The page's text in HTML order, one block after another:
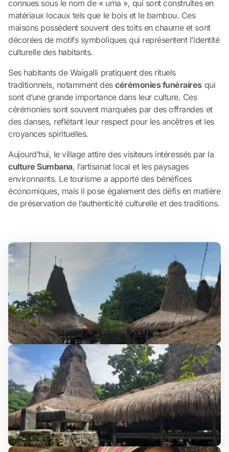
connues sous le nom de « uma », qui sont construites en
matériaux locaux tels que le bois et le bambou. Ces
maisons possèdent souvent des toits en chaume et sont
décorées de motifs symboliques qui représentent l’identité
culturelle des habitants.
Ses habitants de Waigalli pratiquent des rituels
traditionnels, notamment descérémonies funéraires qui
sont d’une grande importance dans leur culture. Ces
cérémonies sont souvent marquées par des offrandes et
des danses, reflétant leur respect pour les ancêtres et les
croyances spirituelles.
Aujourd’hui, le village attire des visiteurs intéressés par la
culture Sumbana, l’artisanat local et les paysages
environnants. Le tourisme a apporté des bénéfices
économiques, mais il pose également des défis en matière
de préservation de l’authenticité culturelle et des traditions.